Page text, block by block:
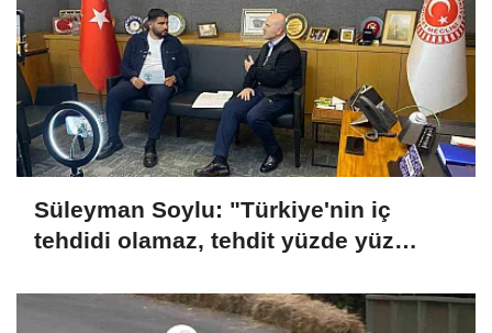
Süleyman Soylu: "Türkiye'nin iç
tehdidi olamaz, tehdit yüzde yüz